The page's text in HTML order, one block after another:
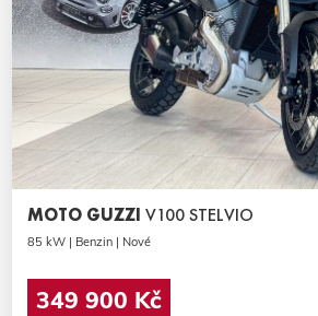
MOTO GUZZI V100 STELVIO
85 kW | Benzin | Nové
349 900 Kč